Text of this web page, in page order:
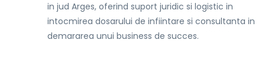
in jud Arges, oferind suport juridic si logistic in
intocmirea dosarului de infiintare si consultanta in
demararea unui business de succes.